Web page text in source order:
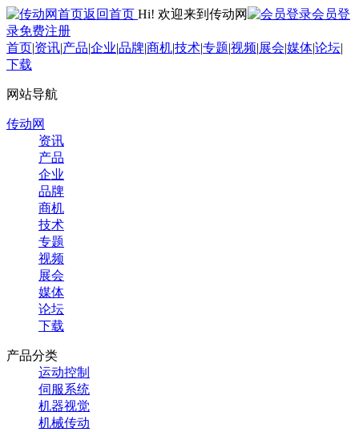
返回首页 Hi! 欢迎来到传动网
会员登
录免费注册
首页|资讯|产品|企业|品牌|商机|技术|专题|视频|展会|媒体|论坛|
下载
网站导航
传动网
资讯
产品
企业
品牌
商机
技术
专题
视频
展会
媒体
论坛
下载
产品分类
运动控制
伺服系统
机器视觉
机械传动